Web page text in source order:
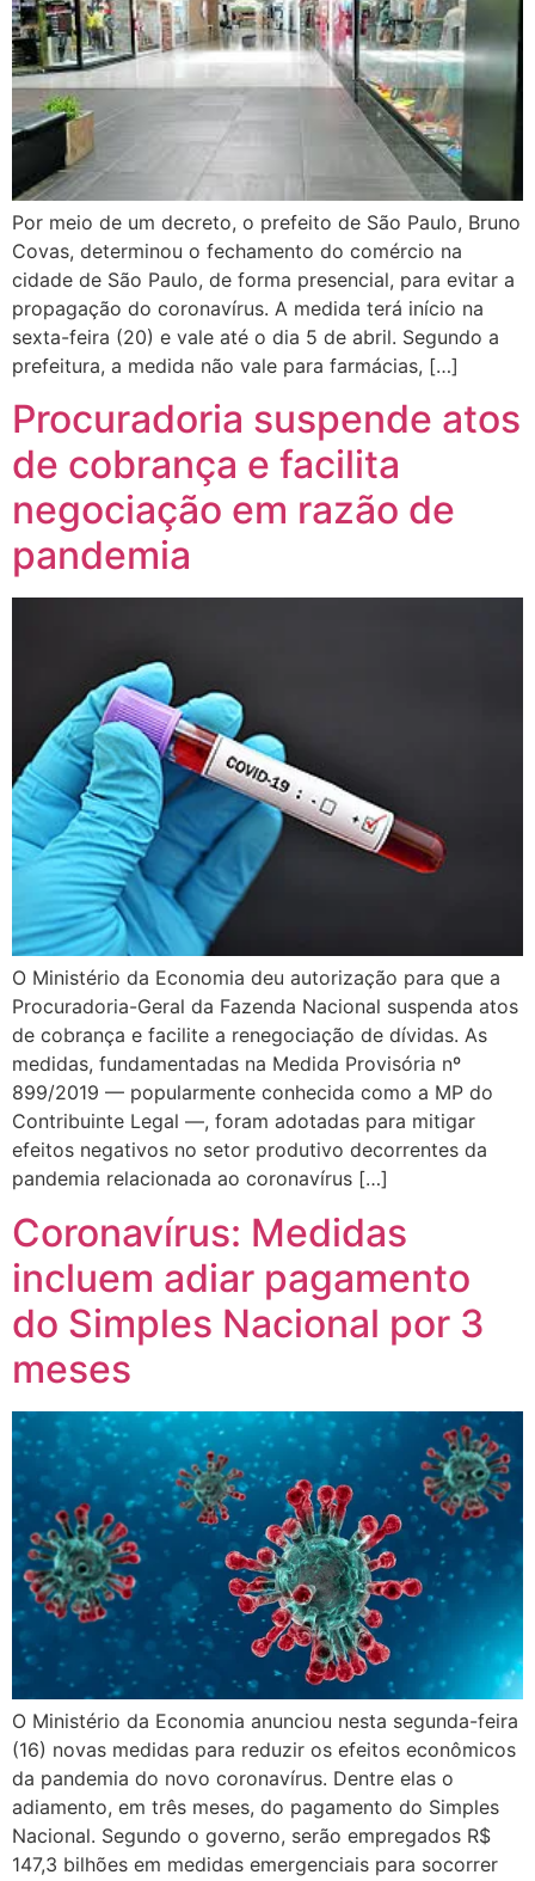
Por meio de um decreto, o prefeito de São Paulo, Bruno
Covas, determinou o fechamento do comércio na
cidade de São Paulo, de forma presencial, para evitar a
propagação do coronavírus. A medida terá início na
sexta-feira (20) e vale até o dia 5 de abril. Segundo a
prefeitura, a medida não vale para farmácias, […]
Procuradoria suspende atos
de cobrança e facilita
negociação em razão de
pandemia
O Ministério da Economia deu autorização para que a
Procuradoria-Geral da Fazenda Nacional suspenda atos
de cobrança e facilite a renegociação de dívidas. As
medidas, fundamentadas na Medida Provisória nº
899/2019 — popularmente conhecida como a MP do
Contribuinte Legal —, foram adotadas para mitigar
efeitos negativos no setor produtivo decorrentes da
pandemia relacionada ao coronavírus […]
Coronavírus: Medidas
incluem adiar pagamento
do Simples Nacional por 3
meses
O Ministério da Economia anunciou nesta segunda-feira
(16) novas medidas para reduzir os efeitos econômicos
da pandemia do novo coronavírus. Dentre elas o
adiamento, em três meses, do pagamento do Simples
Nacional. Segundo o governo, serão empregados R$
147,3 bilhões em medidas emergenciais para socorrer